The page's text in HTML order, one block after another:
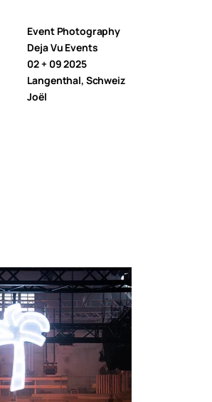
Event Photography
Deja Vu Events
02 + 09 2025
Langenthal, Schweiz
Joël